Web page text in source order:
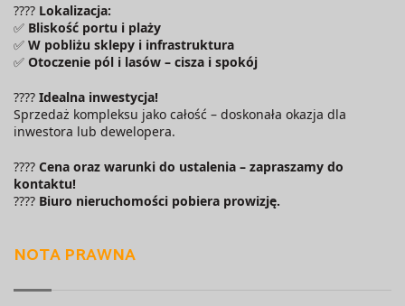
???? Lokalizacja:
✅ Bliskość portu i plaży
✅ W pobliżu sklepy i infrastruktura
✅ Otoczenie pól i lasów – cisza i spokój
???? Idealna inwestycja!
Sprzedaż kompleksu jako całość – doskonała okazja dla
inwestora lub dewelopera.
???? Cena oraz warunki do ustalenia – zapraszamy do
kontaktu!
???? Biuro nieruchomości pobiera prowizję.
NOTA PRAWNA